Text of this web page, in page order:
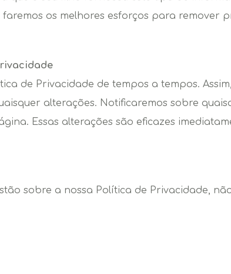
os melhores esforços para remover
de Privacidade de tempos a tempos.
alterações. Notificaremos sobre
Essas alterações são eficazes
sobre a nossa Política de Privacidade,